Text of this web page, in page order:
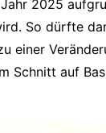
2025
So dürfte
einer
Schnitt auf